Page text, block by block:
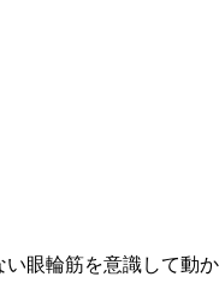
輪筋を意識して動